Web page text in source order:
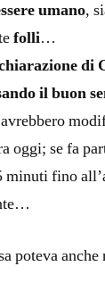
umano,
folli…
di
il buon
oggi; se fa
minuti fino
poteva anche